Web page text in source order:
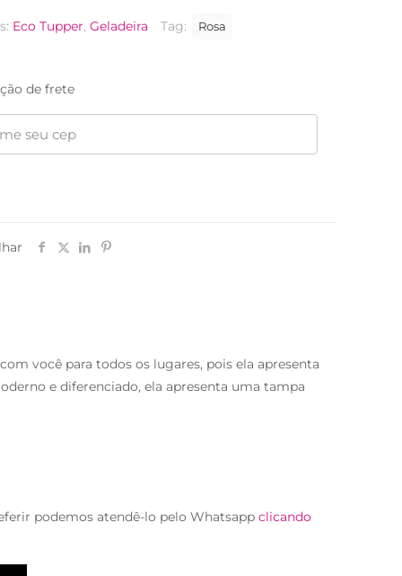
Eco Tupper, Geladeira Tag: Rosa
de frete
você para todos os lugares, pois ela apresenta
e diferenciado, ela apresenta uma tampa
podemos atendê-lo pelo Whatsappclicando